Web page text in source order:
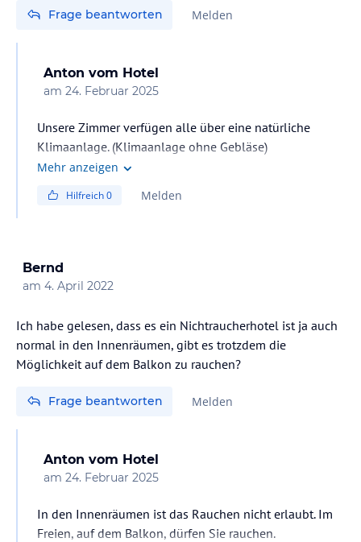
Frage beantworten Melden
Anton vom Hotel
am 24. Februar 2025
Unsere Zimmer verfügen alle über eine natürliche
Mehr anzeigen
Hilfreich0 Melden
Bernd
am 4. April 2022
Ich habe gelesen, dass es ein Nichtraucherhotel ist ja auch
normal in den Innenräumen, gibt es trotzdem die
Möglichkeit auf dem Balkon zu rauchen?
Frage beantworten Melden
Anton vom Hotel
am 24. Februar 2025
In den Innenräumen ist das Rauchen nicht erlaubt. Im
Freien, auf dem Balkon, dürfen Sie rauchen.